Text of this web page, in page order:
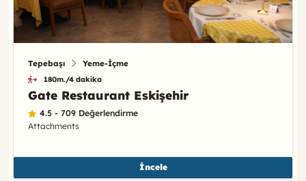
Tepebaşı Yeme-İçme
180m./4 dakika
Gate Restaurant Eskişehir
4.5 - 709 Değerlendirme
Attachments
İncele